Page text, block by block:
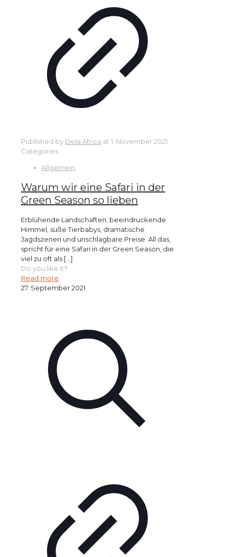
Published by Elela Africa at 1. November 2021
Categories
Allgemein
Warum wir eine Safari in der
Green Season so lieben
Erblühende Landschaften, beeindruckende
Himmel, süße Tierbabys, dramatische
Jagdszenen und unschlagbare Preise. All das,
spricht für eine Safari in der Green Season, die
viel zu oft als […]
Do you like it?
Read more
27. September 2021